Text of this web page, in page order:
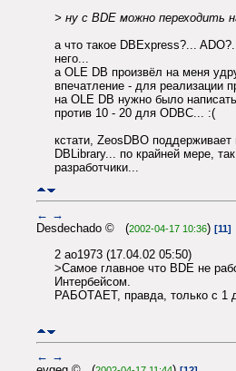
> ну с BDE можно переходить
а что такое DBExpress?...
него...
а OLE DB произвёл на меня
впечатление - для реализации
на OLE DB нужно было
против 10 - 20 для ODBC... :(
кстати, ZeosDBO
DBLibrary... по крайней мере,
разработчики...
← →
Desdechado © (2002-04-17 10:36) [11]
2 ao1973 (17.04.02 05:50)
>Самое главное что BDE не
Интербейсом.
РАБОТАЕТ, правда, только с 1
← →